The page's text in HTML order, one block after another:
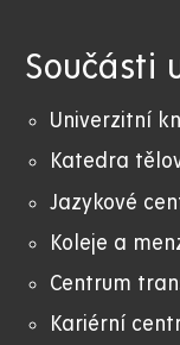
Součásti
Univerzitní
Katedra
Jazykové
Koleje a
Centrum
Kariérní